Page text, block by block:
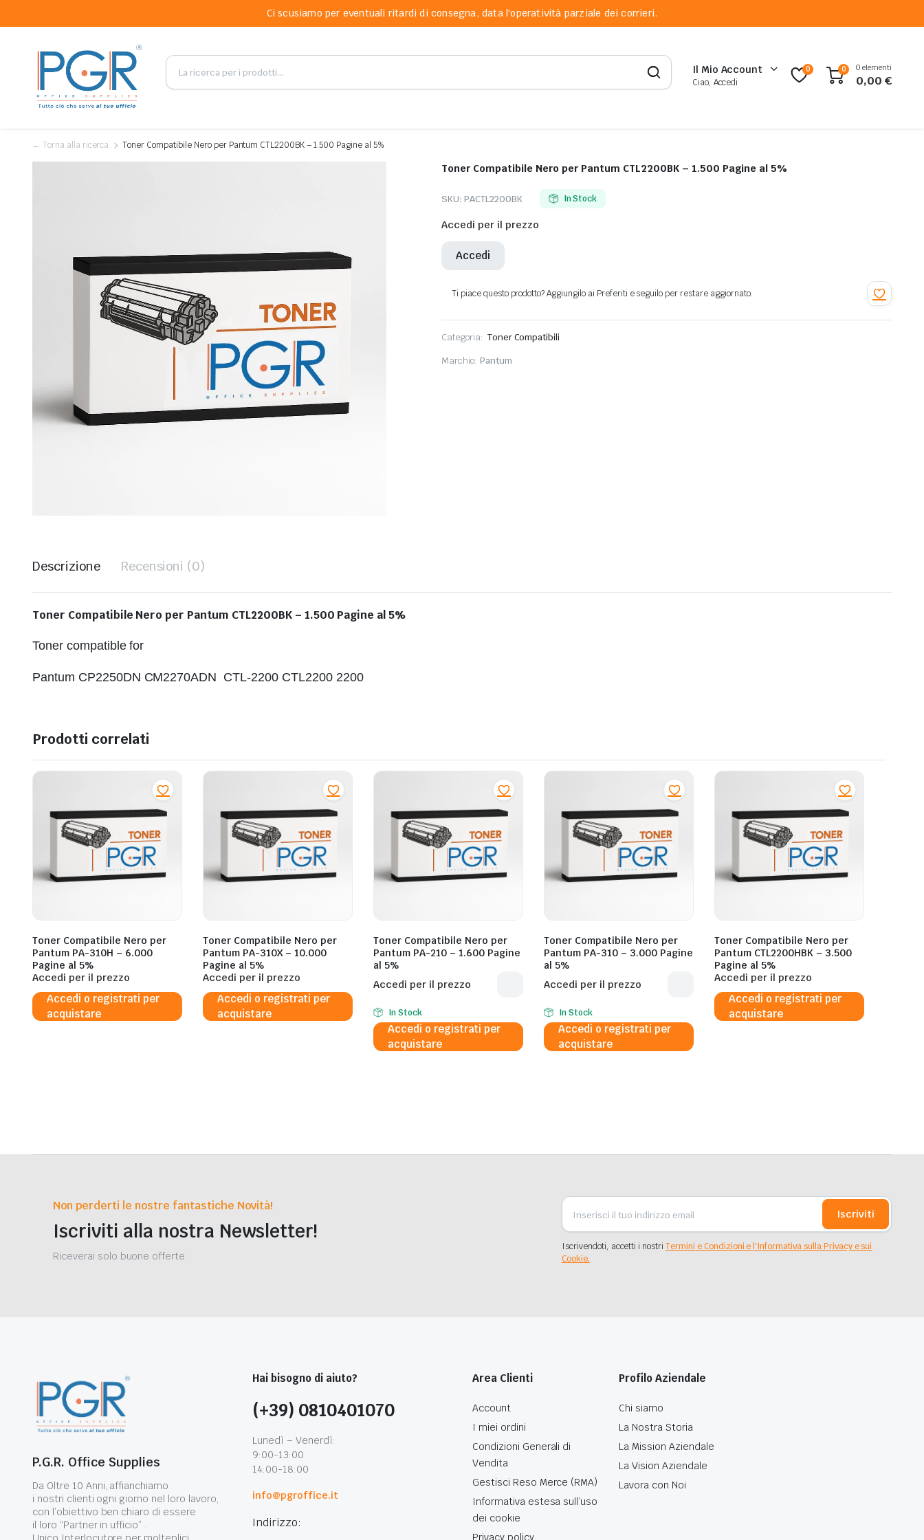
Ci scusiamo per eventuali ritardi di consegna, data l'operatività parziale dei corrieri.
Il Mio Account
Ciao, Accedi
0 0 0 elementi
0,00€
← Torna alla ricerca Toner Compatibile Nero per Pantum CTL2200BK – 1.500 Pagine al 5%
Toner Compatibile Nero per Pantum CTL2200BK – 1.500 Pagine al 5%
SKU: PACTL2200BK In Stock
Accedi per il prezzo
Accedi
Categoria: Toner Compatibili
Marchio: Pantum
Descrizione Recensioni (0)
Toner Compatibile Nero per Pantum CTL2200BK – 1.500 Pagine al 5%
Toner compatible for
Pantum CP2250DN CM2270ADN CTL-2200 CTL2200 2200
Prodotti correlati
Toner Compatibile Nero per
Pantum PA-310H – 6.000
Pagine al 5%
Accedi per il prezzo
Accedi o registrati per
acquistare
Toner Compatibile Nero per
Pantum PA-310X – 10.000
Pagine al 5%
Accedi per il prezzo
Accedi o registrati per
acquistare
Toner Compatibile Nero per
Pantum PA-210 – 1.600 Pagine
al 5%
Accedi per il prezzo
In Stock
Accedi o registrati per
acquistare
Toner Compatibile Nero per
Pantum PA-310 – 3.000 Pagine
al 5%
Accedi per il prezzo
In Stock
Accedi o registrati per
acquistare
Toner Compatibile Nero per
Pantum CTL2200HBK – 3.500
Pagine al 5%
Accedi per il prezzo
Accedi o registrati per
acquistare
Non perderti le nostre fantastiche Novità!
Iscriviti alla nostra Newsletter!
Riceverai solo buone offerte
Iscriviti
Iscrivendoti, accetti i nostriTermini e Condizioni e l'Informativa sulla Privacy e sui
Cookie.
P.G.R. Office Supplies
Da Oltre 10 Anni, affianchiamo
i nostri clienti ogni giorno nel loro lavoro,
con l’obiettivo ben chiaro di essere
il loro “Partner in ufficio” .
Hai bisogno di aiuto?
(+39) 0810401070
Lunedì – Venerdì:
9:00-13:00
14:00-18:00
info@pgroffice.it
Indirizzo:
Area Clienti
Account
I miei ordini
Condizioni Generali di
Vendita
Gestisci Reso Merce (RMA)
Informativa estesa sull’uso
dei cookie
Privacy policy
Profilo Aziendale
Chi siamo
La Nostra Storia
La Mission Aziendale
La Vision Aziendale
Lavora con Noi